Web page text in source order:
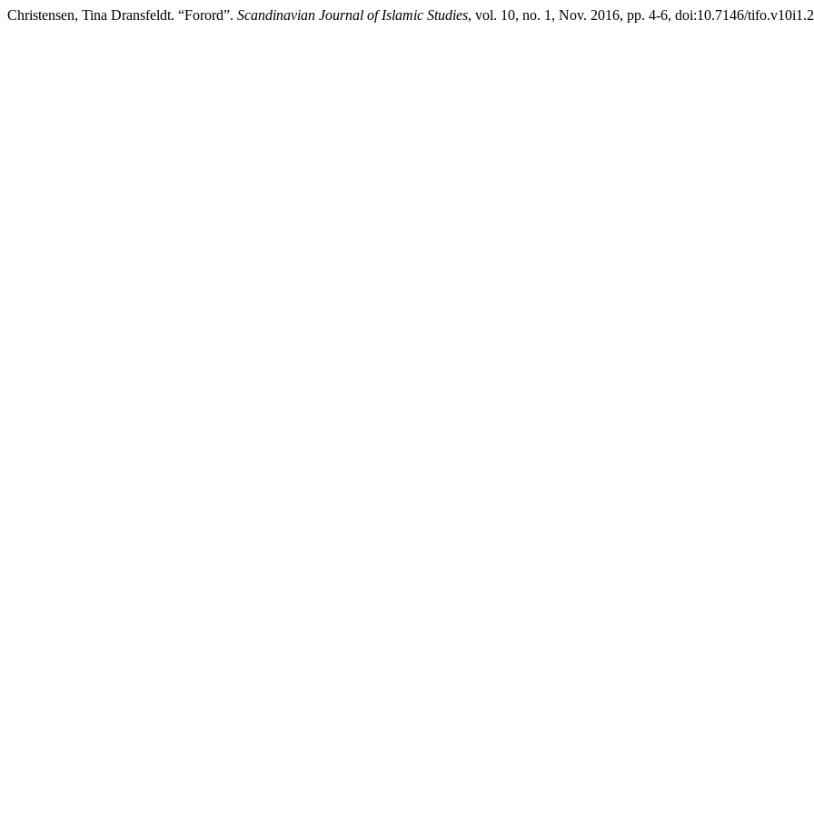
Christensen, Tina Dransfeldt. “Forord”. Scandinavian Journal of Islamic Studies, vol. 10, no. 1, Nov. 2016, pp. 4-6, doi:10.7146/